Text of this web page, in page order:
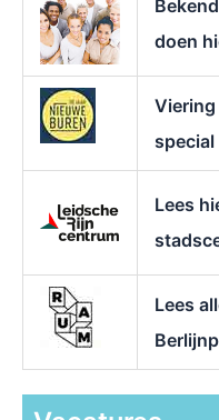
doen
Viering
special
Lees
Lees